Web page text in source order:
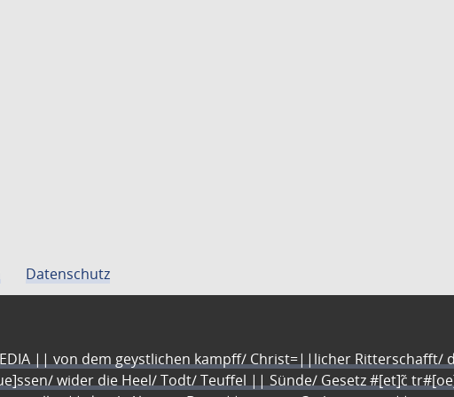
Datenschutz
|| von dem geystlichen kampff/ Christ=||licher Ritterschafft/
wider die Heel/ Todt/ Teuffel || Sünde/ Gesetz #[et]c̃